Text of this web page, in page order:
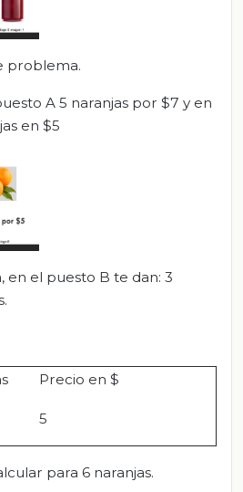
problema.
A 5 naranjas por $7 y en
en $5
en el puesto B te dan: 3
Precio en $
5
para 6 naranjas.